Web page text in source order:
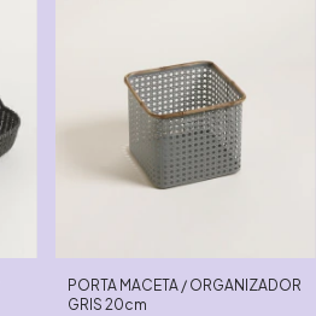
PORTA MACETA / ORGANIZADOR
GRIS 20cm